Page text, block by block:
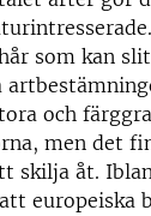
som kan
och
men det
skilja åt.
europeiska